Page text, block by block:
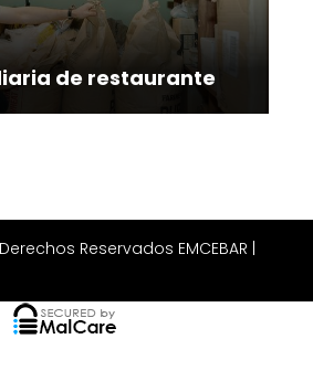
de restaurante
Reservados EMCEBAR |